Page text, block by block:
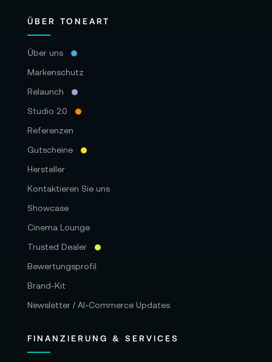
ÜBER TONEART
Über uns
Markenschutz
Relaunch
Studio 2.0
Referenzen
Gutscheine
Hersteller
Kontaktieren Sie uns
Showcase
Cinema Lounge
Trusted Dealer
Bewertungsprofil
Brand-Kit
Newsletter / AI-Commerce Updates
FINANZIERUNG & SERVICES